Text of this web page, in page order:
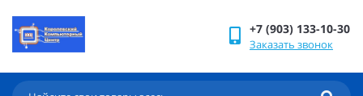
+7 (903) 133-10-30
Заказать звонок